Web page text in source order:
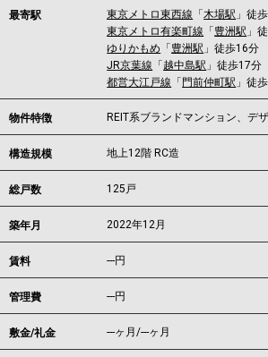
最寄駅 東京メトロ東西線 「木場駅 」徒
東京メトロ有楽町線 「 豊洲駅 」
ゆりかもめ 「 豊洲駅 」徒歩16分
JR京葉線 「 越中島駅 」徒歩17分
都営大江戸線 「 門前仲町駅 」徒
物件特徴 REIT系ブランドマンション、デ
構造規模 地上12階 RC造
総戸数 125戸
築年月 2022年12月
賃料 ---円
管理費 ---円
敷金/礼金 ---ヶ月/---ヶ月